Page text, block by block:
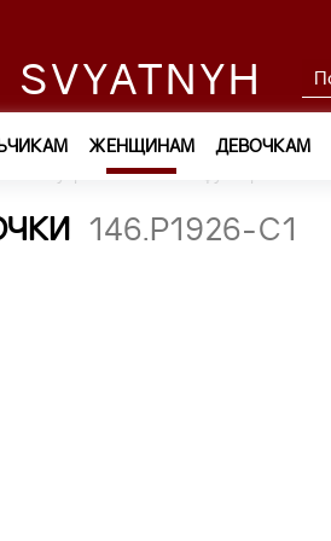
SVYATNYH
ЖЕНЩИНАМ ДЕВОЧКАМ
— Очки и футляры
146.P1926-C1